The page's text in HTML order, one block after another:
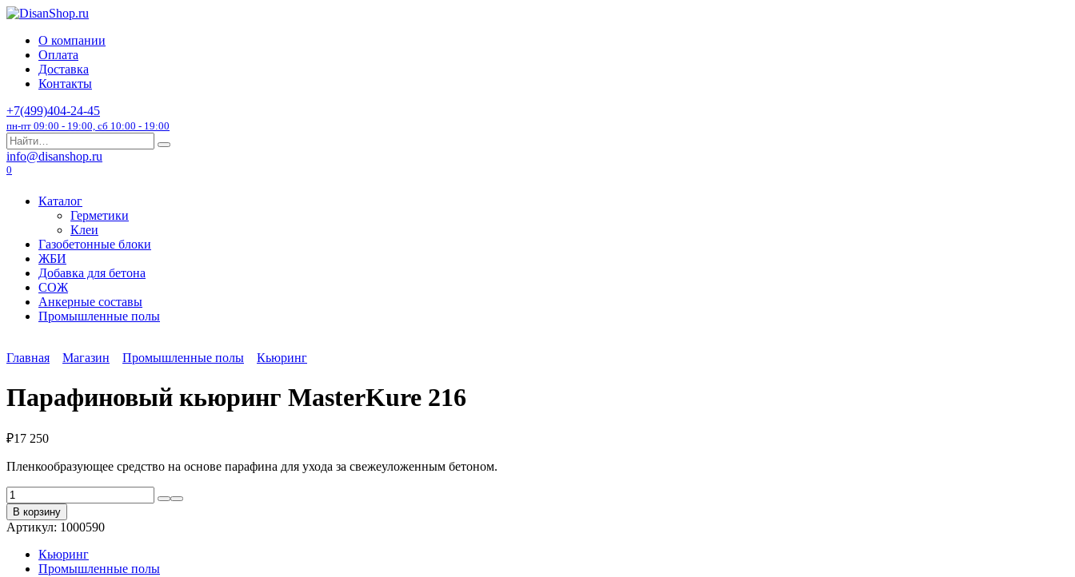
Перейти
содержанию
О компании
Оплата
Доставка
Контакты
+7(499)404-24-45
пн-пт 09:00 - 19:00, сб 10:00 - 19:00
Search
for:
info@disanshop.ru
0
Каталог
Герметики
Клеи
Газобетонные блоки
ЖБИ
Добавка для бетона
СОЖ
Анкерные составы
Промышленные полы
Главная Магазин Промышленные полы Кьюринг
Парафиновый кьюринг MasterKure 216
₽17 250
Пленкообразующее средство на основе парафина для ухода за свежеуложенным бетоном.
Количество
товара
Парафиновый
кьюринг
MasterKure
В корзину
Артикул: 1000590
Кьюринг
Промышленные полы